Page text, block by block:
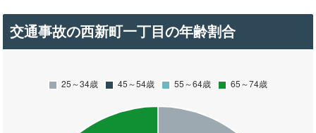
交通事故の西新町一丁目の年齢割合